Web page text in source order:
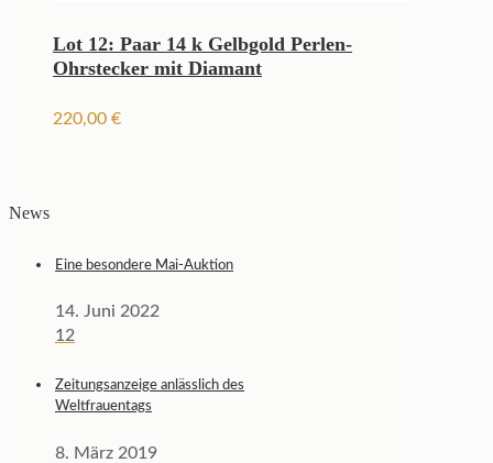
Lot 12: Paar 14 k Gelbgold Perlen-
Ohrstecker mit Diamant
220,00 €
News
Eine besondere Mai-Auktion
14. Juni 2022
12
Zeitungsanzeige anlässlich des
Weltfrauentags
8. März 2019